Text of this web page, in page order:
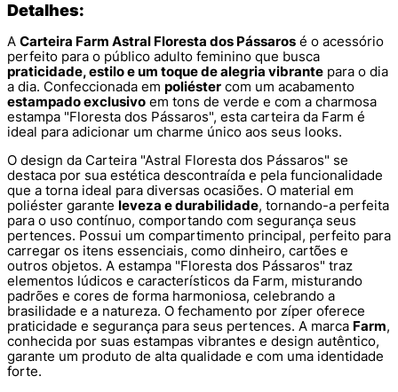
Detalhes:
A Carteira Farm Astral Floresta dos Pássaros é o acessório
perfeito para o público adulto feminino que busca
praticidade, estilo e um toque de alegria vibrante para o dia
a dia. Confeccionada em poliéster com um acabamento
estampado exclusivo em tons de verde e com a charmosa
estampa "Floresta dos Pássaros", esta carteira da Farm é
ideal para adicionar um charme único aos seus looks.
O design da Carteira "Astral Floresta dos Pássaros" se
destaca por sua estética descontraída e pela funcionalidade
que a torna ideal para diversas ocasiões. O material em
poliéster garante leveza e durabilidade, tornando-a perfeita
para o uso contínuo, comportando com segurança seus
pertences. Possui um compartimento principal, perfeito para
carregar os itens essenciais, como dinheiro, cartões e
outros objetos. A estampa "Floresta dos Pássaros" traz
elementos lúdicos e característicos da Farm, misturando
padrões e cores de forma harmoniosa, celebrando a
brasilidade e a natureza. O fechamento por zíper oferece
praticidade e segurança para seus pertences. A marca Farm,
conhecida por suas estampas vibrantes e design autêntico,
garante um produto de alta qualidade e com uma identidade
forte.